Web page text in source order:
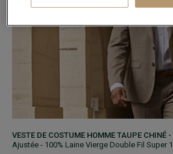
VESTE DE COSTUME HOMME TAUPE CHINÉ
Ajustée - 100% Laine Vierge Double Fil Super